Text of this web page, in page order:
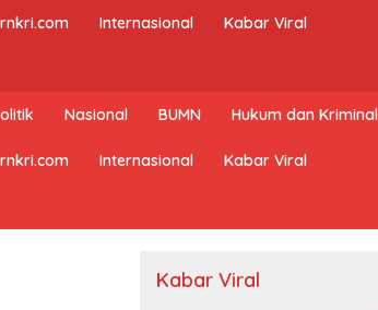
Internasional Kabar Viral
Nasional BUMN Hukum dan Kriminal
Internasional Kabar Viral
Kabar Viral